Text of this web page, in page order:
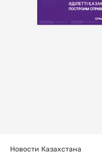
Новости Казахстана